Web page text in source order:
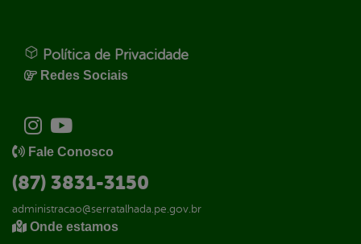
Política de Privacidade
Redes Sociais
Fale Conosco
(87) 3831-3150
administracao@serratalhada.pe.gov.br
Onde estamos